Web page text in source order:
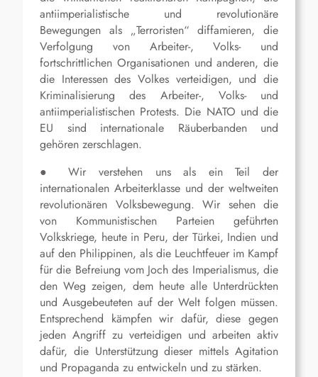
antiimperialistische und revolutionäre
Bewegungen als „Terroristen“ diffamieren, die
Verfolgung von Arbeiter-, Volks- und
fortschrittlichen Organisationen und anderen, die
die Interessen des Volkes verteidigen, und die
Kriminalisierung des Arbeiter-, Volks- und
antiimperialistischen Protests. Die NATO und die
EU sind internationale Räuberbanden und
gehören zerschlagen.
● Wir verstehen uns als ein Teil der
internationalen Arbeiterklasse und der weltweiten
revolutionären Volksbewegung. Wir sehen die
von Kommunistischen Parteien geführten
Volkskriege, heute in Peru, der Türkei, Indien und
auf den Philippinen, als die Leuchtfeuer im Kampf
für die Befreiung vom Joch des Imperialismus, die
den Weg zeigen, dem heute alle Unterdrückten
und Ausgebeuteten auf der Welt folgen müssen.
Entsprechend kämpfen wir dafür, diese gegen
jeden Angriff zu verteidigen und arbeiten aktiv
dafür, die Unterstützung dieser mittels Agitation
und Propaganda zu entwickeln und zu stärken.